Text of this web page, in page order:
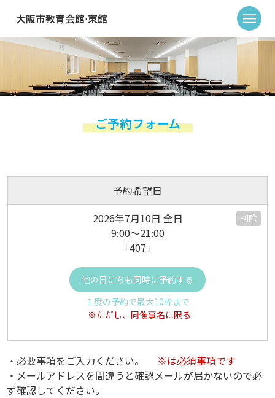
大阪市教育会館⋅東館
ご予約フォーム
予約希望日
2026年7月10日 全日
9:00～21:00
「407」
削除
他の日にちも同時に予約する
１度の予約で最大10枠まで
※ただし、同催事名に限る
・必要事項をご入力ください。
※は必須事項です
・メールアドレスを間違うと確認メールが届かないので必
ず確認してください。